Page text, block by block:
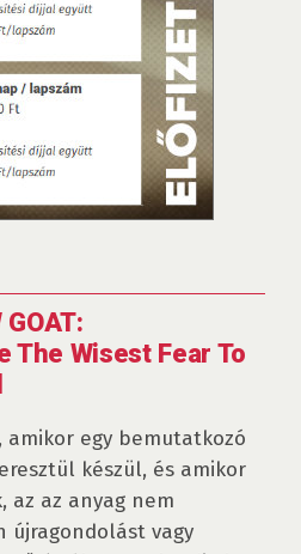
GOAT:
The Wisest Fear To
amikor egy bemutatkozó
készül, és amikor
az az anyag nem
újragondolást vagy